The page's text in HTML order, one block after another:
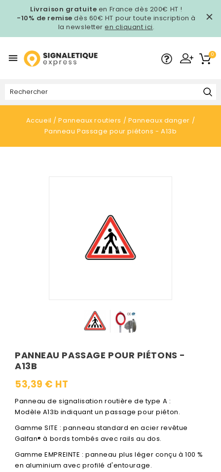
Livraison gratuite en France dès 200€ HT !
-10% de remise dès 60€ HT pour toute inscription à
la newsletteren cliquant ici.
 0
Accueil Panneaux routiers
Panneaux danger
Panneau Passage pour piétons - A13b
PANNEAU PASSAGE POUR PIÉTONS -
A13B
53,39 € HT
Panneau de signalisation routière de type A :
Modèle A13b indiquant un passage pour piéton.
Gamme SITE : panneau standard en acier revêtue
Galfan® à bords tombés avec rails au dos.
Gamme EMPREINTE : panneau plus léger conçu à 100 %
en aluminium avec profilé d'entourage.